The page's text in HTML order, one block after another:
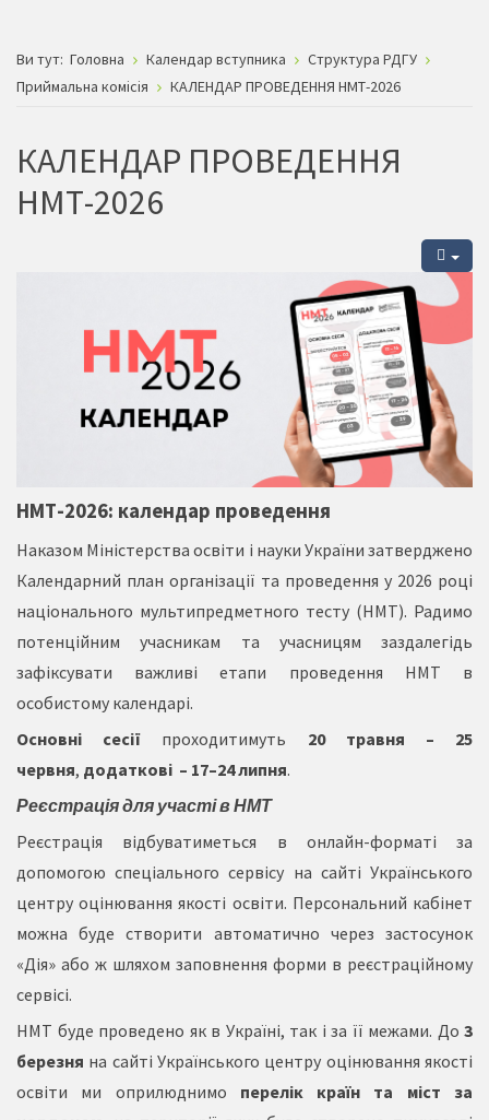
Ви тут: Головна Календар вступника
Структура РДГУ
Приймальна комісія
КАЛЕНДАР ПРОВЕДЕННЯ НМТ-2026
КАЛЕНДАР ПРОВЕДЕННЯ
НМТ-2026
НМТ-2026: календар проведення
Наказом Міністерства освіти і науки України затверджено
Календарний план організації та проведення у 2026 році
національного мультипредметного тесту (НМТ). Радимо
потенційним учасникам та учасницям заздалегідь
зафіксувати важливі етапи проведення НМТ в
особистому календарі.
Основні сесії проходитимуть 20 травня – 25
червня, додаткові – 17–24 липня.
Реєстрація для участі в НМТ
Реєстрація відбуватиметься в онлайн-форматі за
допомогою спеціального сервісу на сайті Українського
центру оцінювання якості освіти. Персональний кабінет
можна буде створити автоматично через застосунок
«Дія» або ж шляхом заповнення форми в реєстраційному
сервісі.
НМТ буде проведено як в Україні, так і за її межами. До 3
березня на сайті Українського центру оцінювання якості
освіти ми оприлюднимо перелік країн та міст за